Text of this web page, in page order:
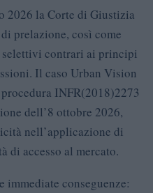
2026 la Corte di Giustizia
prelazione, così come
selettivi contrari ai principi
Il caso Urban Vision
INFR(2018)2273
dell’8 ottobre 2026,
nell’applicazione di
di accesso al mercato.
conseguenze: